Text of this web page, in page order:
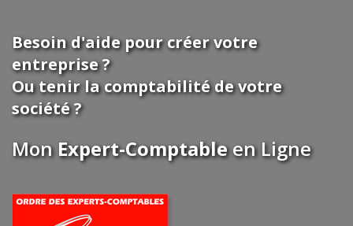
Besoin d'aide pour créer votre
entreprise ?
Ou tenir la comptabilité de votre
société ?
MonExpert-Comptableen Ligne